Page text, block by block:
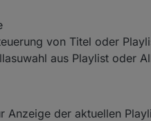
von Titel oder
aus Playlist oder
Anzeige der aktuellen